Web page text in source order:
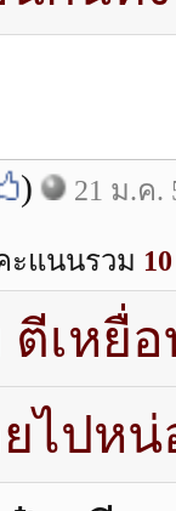
) 21 ม.ค.
ะแนนรวม 10
เหยื่
ไปหน่